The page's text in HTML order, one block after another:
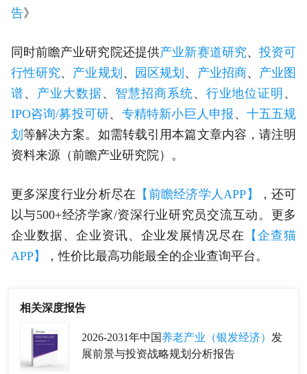
告》
同时前瞻产业研究院还提供产业新赛道研究、投资可
行性研究、 产业规划 、 园区规划 、 产业招商、 产业图
谱、 产业大数据、 智慧招商系统、 行业地位证明 、
IPO咨询/募投可研、 专精特新小巨人申报 、 十五五规
划 等解决方案。如需转载引用本篇文章内容，请注明
资料来源（前瞻产业研究院）。
更多深度行业分析尽在 【前瞻经济学人APP】
，还可
以与500+经济学家/资深行业研究员交流互动。更多
企业数据、企业资讯、企业发展情况尽在
【企查猫
APP】
，性价比最高功能最全的企业查询平台。
相关深度报告
2026-2031年中国 养老产业（银发经济） 发
展前景与投资战略规划分析报告